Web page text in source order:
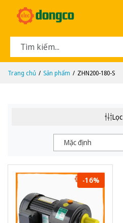
Trang chủ Sản phẩm ZHN200-180-S
Lọc
Mặc định
-16%